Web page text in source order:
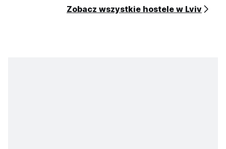
Zobacz wszystkie hostele w Lviv